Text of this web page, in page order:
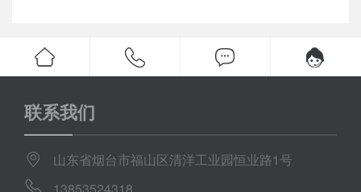
联系我们
山东省烟台市福山区清洋工业园恒业路1号
13853524318